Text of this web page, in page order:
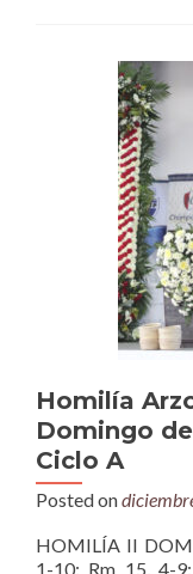
Homilía
Domingo
Ciclo A
Posted on
HOMILÍA II
1-10; Rm 15, 4-